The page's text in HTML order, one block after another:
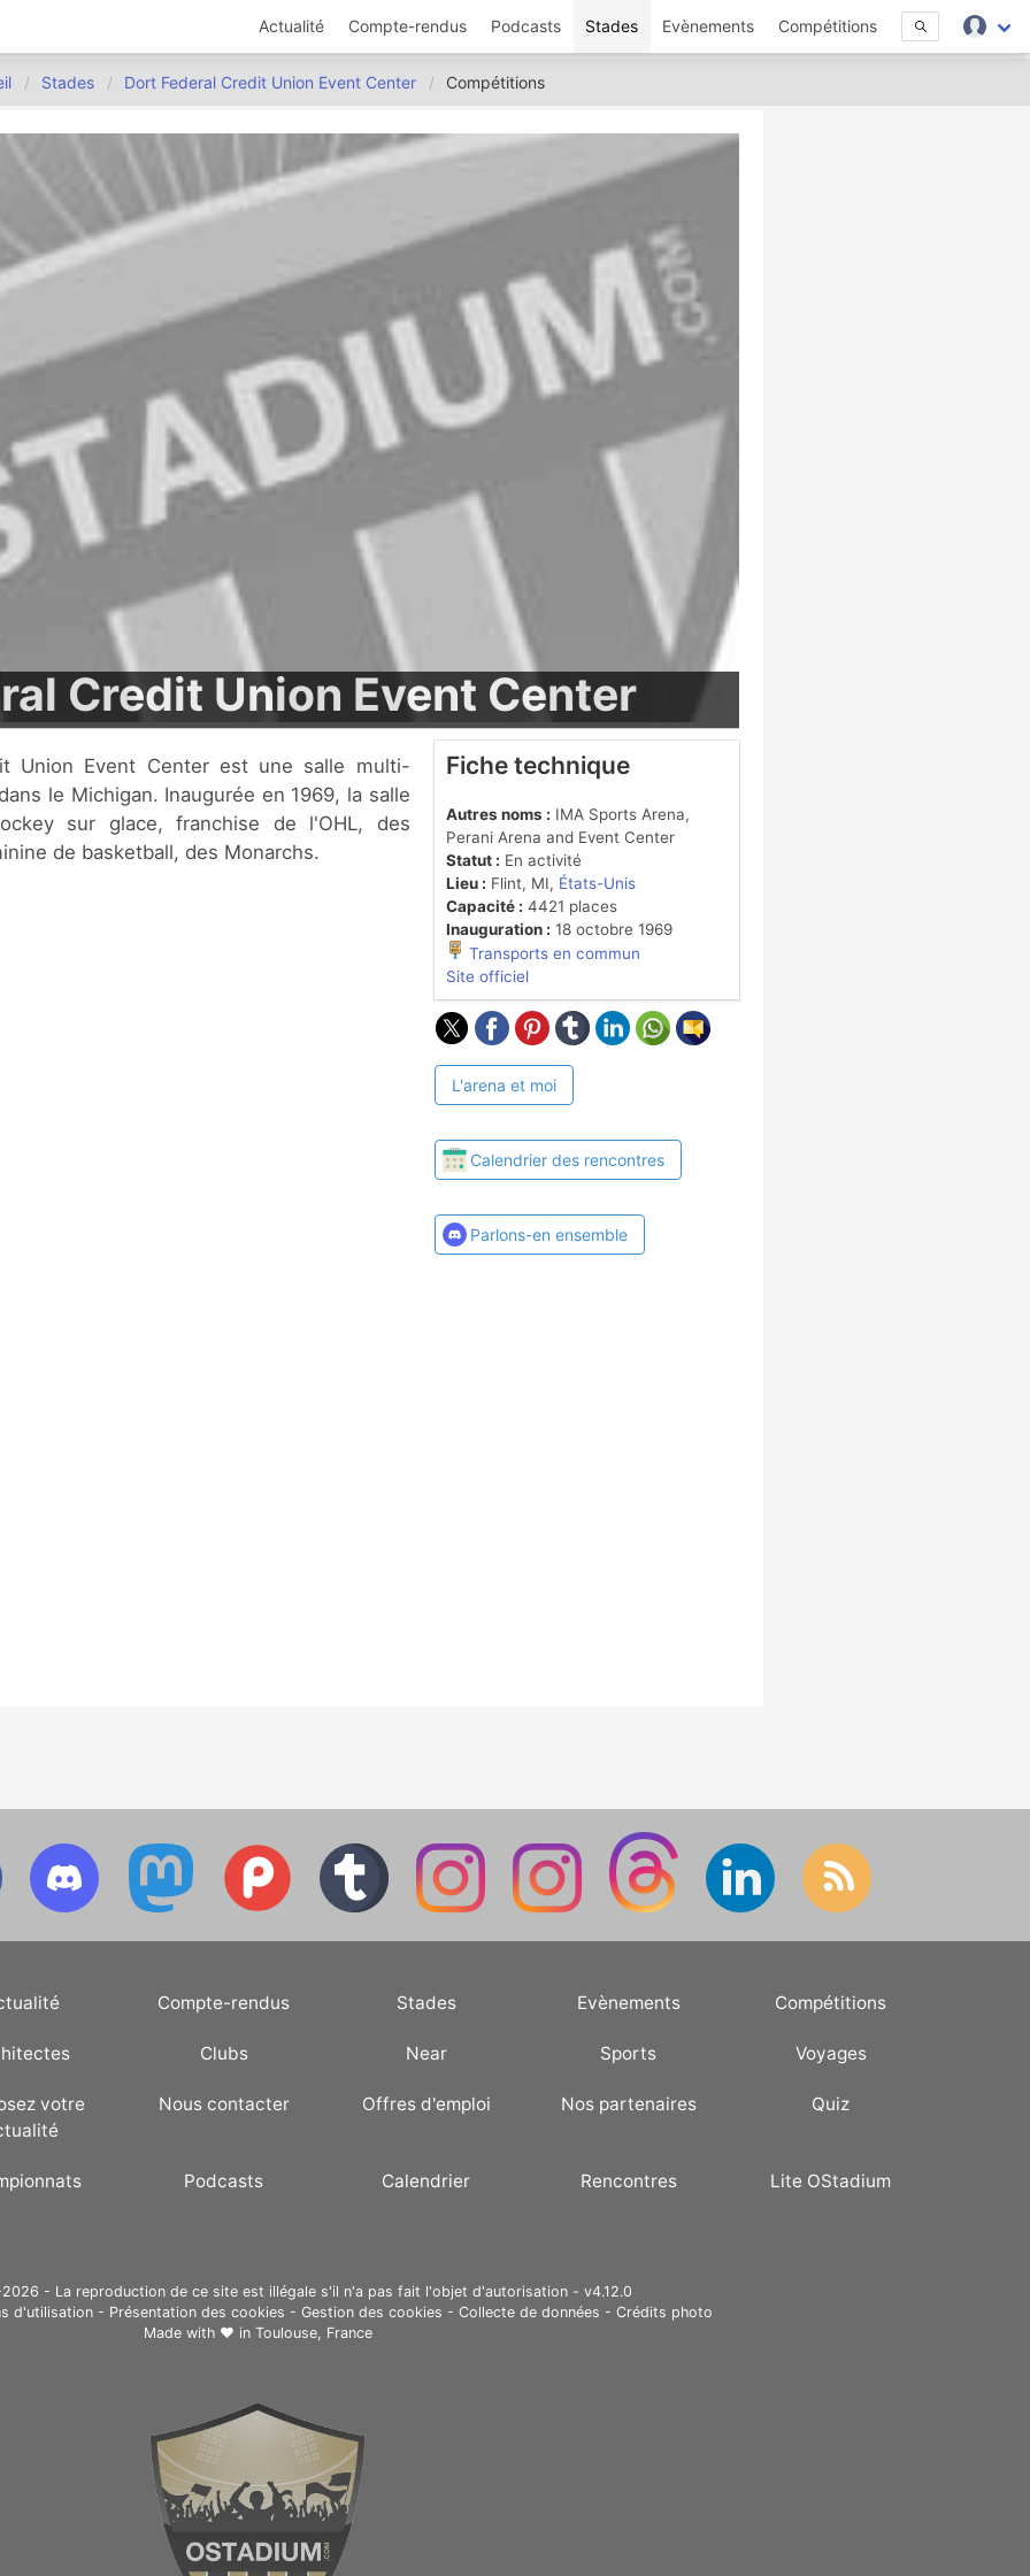
Actualité Compte-rendus Podcasts Stades Evènements Compétitions
Stades Dort Federal Credit Union Event Center Compétitions
Credit Union Event Center
le Michigan. Inaugurée en 1969, la salle
sur glace, franchise de l'OHL, des
de basketball, des Monarchs.
Fiche technique
Autres noms : IMA Sports Arena,
Perani Arena and Event Center
Statut : En activité
Lieu : Flint, MI, États-Unis
Capacité : 4421 places
Inauguration : 18 octobre 1969
Transports en commun
Site officiel
L'arena et moi
Calendrier des rencontres
Parlons-en ensemble
156/ligue-
162/western-
Compte-rendus Stades Evènements Compétitions
Clubs Near Sports Voyages
votre
Nous contacter Offres d'emploi Nos partenaires Quiz
Podcasts Calendrier Rencontres Lite OStadium
- La reproduction de ce site est illégale s'il n'a pas fait l'objet d'autorisation - v4.12.0
d'utilisation - Présentation des cookies - Gestion des cookies - Collecte de données - Crédits photo
Made with ❤ in Toulouse, France